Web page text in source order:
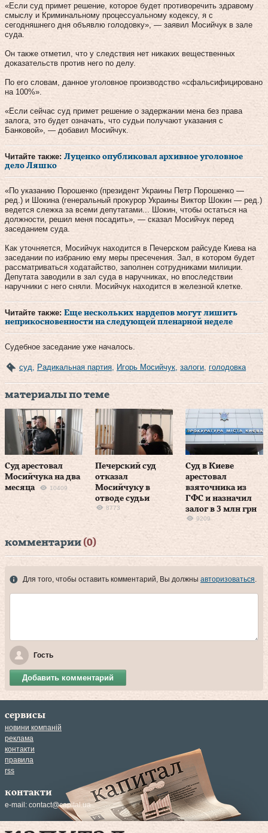
«Если суд примет решение, которое будет противоречить здравому
смыслу и Криминальному процессуальному кодексу, я с
сегодняшнего дня объявлю голодовку», — заявил Мосийчук в зале
суда.
Он также отметил, что у следствия нет никаких вещественных
доказательств против него по делу.
По его словам, данное уголовное производство «сфальсифицировано
на 100%».
«Если сейчас суд примет решение о задержании мена без права
залога, это будет означать, что судьи получают указания с
Банковой», — добавил Мосийчук.
Читайте также: Луценко опубликовал архивное уголовное
дело Ляшко
«По указанию Порошенко (президент Украины Петр Порошенко —
ред.) и Шокина (генеральный прокурор Украины Виктор Шокин — ред.)
ведется слежка за всеми депутатами... Шокин, чтобы остаться на
должности, решил меня посадить», — сказал Мосийчук перед
заседанием суда.
Как уточняется, Мосийчук находится в Печерском райсуде Киева на
заседании по избранию ему меры пресечения. Зал, в котором будет
рассматриваться ходатайство, заполнен сотрудниками милиции.
Депутата заводили в зал суда в наручниках, но впоследствии
наручники с него сняли. Мосийчук находится в железной клетке.
Читайте также: Еще нескольких нардепов могут лишить
неприкосновенности на следующей пленарной неделе
Судебное заседание уже началось.
суд Радикальная партия Игорь Мосийчук залоги голодовка
материалы по теме
Суд арестовал
Мосийчука на два
месяца
10409
Печерский суд
отказал
Мосийчуку в
отводе судьи
8773
Суд в Киеве
арестовал
взяточника из
ГФС и назначил
залог в 3 млн грн
9209
комментарии (0)
Для того, чтобы оставить комментарий, Вы должны авторизоваться.
Гость
Добавить комментарий
сервисы
новини компаній
реклама
контакти
правила
rss
контакти
e-mail: contact@capital.ua